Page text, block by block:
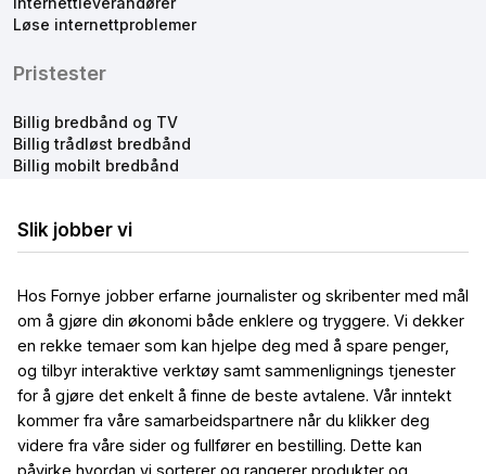
Løse internettproblemer
Pristester
Billig bredbånd og TV
Billig trådløst bredbånd
Billig mobilt bredbånd
Slik jobber vi
Hos Fornye jobber erfarne journalister og skribenter med mål
om å gjøre din økonomi både enklere og tryggere. Vi dekker
en rekke temaer som kan hjelpe deg med å spare penger,
og tilbyr interaktive verktøy samt sammenlignings tjenester
for å gjøre det enkelt å finne de beste avtalene. Vår inntekt
kommer fra våre samarbeidspartnere når du klikker deg
videre fra våre sider og fullfører en bestilling. Dette kan